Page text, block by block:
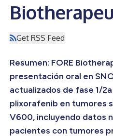
Get RSS Feed
Resumen: FORE
presentación oral en
actualizados de fase 1/
plixorafenib en tumores
V600, incluyendo datos
pacientes con tumores